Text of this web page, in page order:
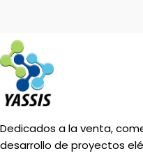
Dedicados a la venta,
desarrollo de proyectos